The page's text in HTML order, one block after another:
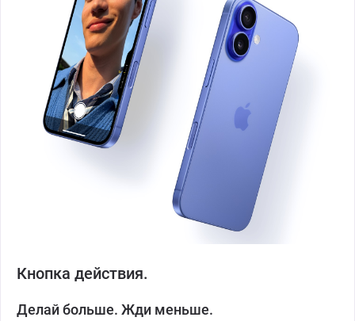
Кнопка действия.
Делай больше. Жди меньше.